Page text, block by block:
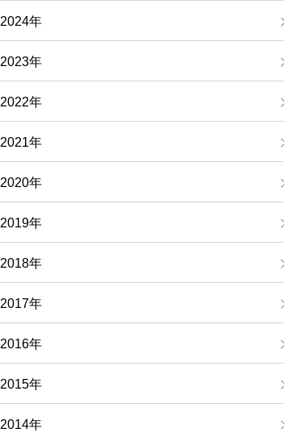
2024年
2023年
2022年
2021年
2020年
2019年
2018年
2017年
2016年
2015年
2014年